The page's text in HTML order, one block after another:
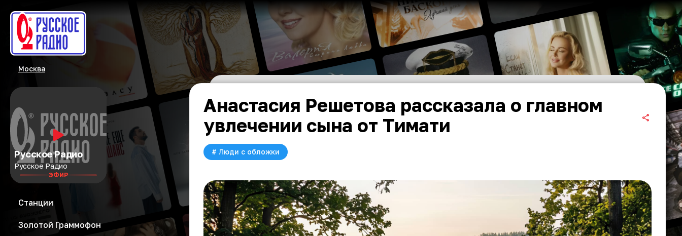
Москва
Русское Радио
Русское Радио
ЭФИР
Станции
Золотой Граммофон
Анастасия Решетова рассказала о главном
увлечении сына от Тимати
# Люди с обложки